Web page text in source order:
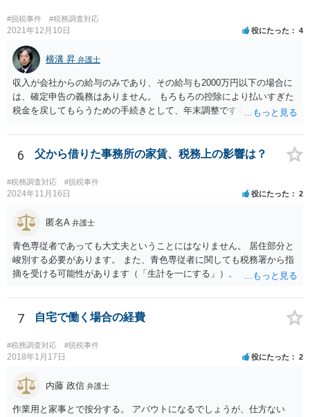
#脱税事件 #税務調査対応
2021年12月10日 役にたった 4
横溝 昇 弁護士
収入が会社からの給与のみであり、その給与も2000万円以下の場合に
は、確定申告の義務はありません。 もろもろの控除により払いすぎた
税金を戻してもらうための手続きとして、年末調整でするのか、確定
する義務がある場合で確定申告をしなかった場合には、税務署の調査
等があり、本来払うべき税金にプラスして加算税の処分を科される場
逮捕されないとは思います。
6 父から借りた事務所の家賃、税務上の影響は？
#税務調査対応 #脱税事件
2024年11月16日 役にたった 2
匿名A 弁護士
青色専従者であっても大丈夫ということにはなりません。 居住部分と
峻別する必要があります。 また、青色専従者に関しても税務署から指
摘を受ける可能性があります（「生計を一にする」）。
7 自宅で働く場合の経費
#税務調査対応 #脱税事件
2018年1月17日 役にたった 2
内藤 政信 弁護士
作業用と家事とで按分する。 アバウトになるでしょうが、仕方ない